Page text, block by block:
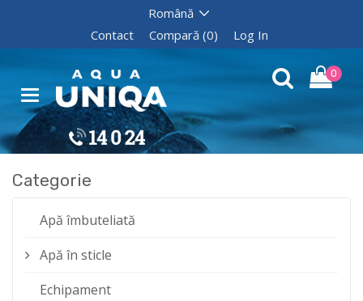
Contact Compară (0) Log In
0
Categorie
Apă îmbuteliată
Apă în sticle
Echipament